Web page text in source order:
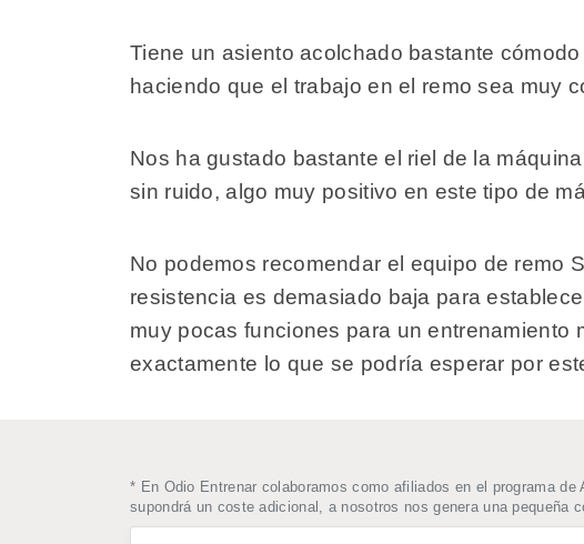
Tiene un asiento acolchado bastante
haciendo que el trabajo en el remo sea muy
Nos ha gustado bastante el riel de la
sin ruido, algo muy positivo en este tipo de
No podemos recomendar el equipo de remo
resistencia es demasiado baja para
muy pocas funciones para un entrenamiento
exactamente lo que se podría esperar por
* En Odio Entrenar colaboramos como afiliados en el programa
supondrá un coste adicional, a nosotros nos genera una